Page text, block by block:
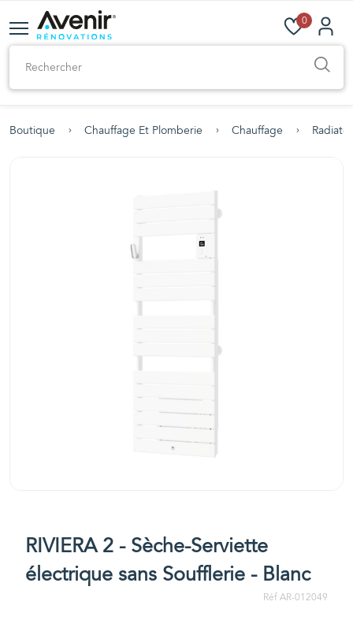
0
Boutique Chauffage Et Plomberie Chauffage
RIVIERA 2 - Sèche-Serviette
électrique sans Soufflerie - Blanc
Réf AR-012049